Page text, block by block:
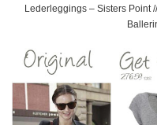
Lederleggings – Sisters Point